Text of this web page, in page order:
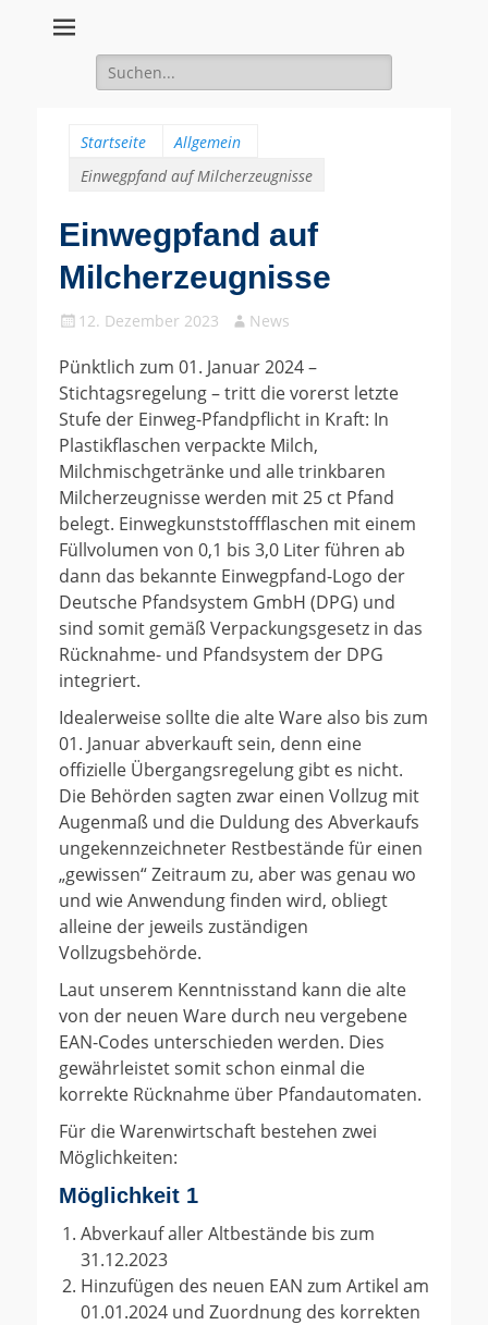
Suche
für:
Startseite
Allgemein
Einwegpfand auf Milcherzeugnisse
Einwegpfand auf
Milcherzeugnisse
Gepostet
12. Dezember 2023 AutorNews
Pünktlich zum 01. Januar 2024 –
Stichtagsregelung – tritt die vorerst letzte
Stufe der Einweg-Pfandpflicht in Kraft: In
Plastikflaschen verpackte Milch,
Milchmischgetränke und alle trinkbaren
Milcherzeugnisse werden mit 25 ct Pfand
belegt. Einwegkunststoffflaschen mit einem
Füllvolumen von 0,1 bis 3,0 Liter führen ab
dann das bekannte Einwegpfand-Logo der
Deutsche Pfandsystem GmbH (DPG) und
sind somit gemäß Verpackungsgesetz in das
Rücknahme- und Pfandsystem der DPG
integriert.
Idealerweise sollte die alte Ware also bis zum
01. Januar abverkauft sein, denn eine
offizielle Übergangsregelung gibt es nicht.
Die Behörden sagten zwar einen Vollzug mit
Augenmaß und die Duldung des Abverkaufs
ungekennzeichneter Restbestände für einen
„gewissen“ Zeitraum zu, aber was genau wo
und wie Anwendung finden wird, obliegt
alleine der jeweils zuständigen
Vollzugsbehörde.
Laut unserem Kenntnisstand kann die alte
von der neuen Ware durch neu vergebene
EAN-Codes unterschieden werden. Dies
gewährleistet somit schon einmal die
korrekte Rücknahme über Pfandautomaten.
Für die Warenwirtschaft bestehen zwei
Möglichkeiten:
Möglichkeit 1
Abverkauf aller Altbestände bis zum
31.12.2023
Hinzufügen des neuen EAN zum Artikel am
01.01.2024 und Zuordnung des korrekten